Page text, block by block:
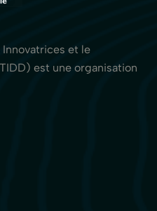
et le
est une organisation